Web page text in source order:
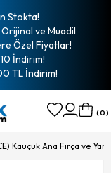
Stokta!
ve Muadil
Özel Fiyatlar!
İndirim!
TL İndirim!
0